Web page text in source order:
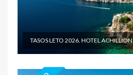
TASOS LETO 2026. HOTEL ACHILLION